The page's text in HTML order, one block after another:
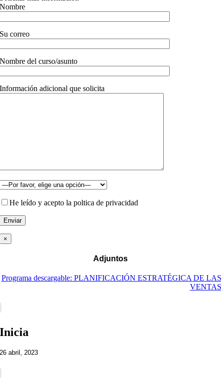
Nombre
Su correo
Nombre del curso/asunto
Información adicional que solicita
He leído y acepto la poltica de privacidad
×
Adjuntos
Programa descargable: PLANIFICACIÓN ESTRATÉGICA DE LAS
VENTAS
Inicia
26 abril, 2023